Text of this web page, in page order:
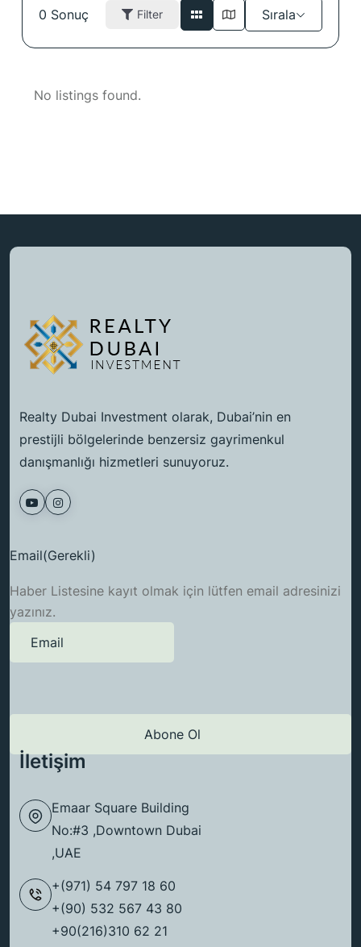
0 Sonuç Filter Sırala
No listings found.
Realty Dubai Investment olarak, Dubai’nin en
prestijli bölgelerinde benzersiz gayrimenkul
danışmanlığı hizmetleri sunuyoruz.
Email(Gerekli)
Haber Listesine kayıt olmak için lütfen email adresinizi
yazınız.
İletişim
Emaar Square Building
No:#3 ,Downtown Dubai
,UAE
+(971) 54 797 18 60
+(90) 532 567 43 80
+90(216)310 62 21